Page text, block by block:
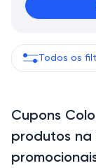
Todos os
Cupons
produtos na